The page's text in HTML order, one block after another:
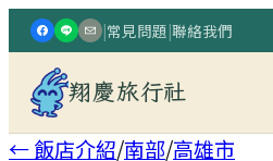
|常見問題|聯絡我們
翔慶旅行社
← 飯店介紹/南部/高雄市